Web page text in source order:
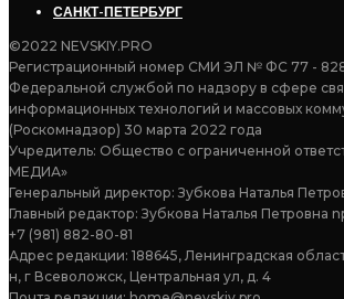
САНКТ-ПЕТЕРБУРГ
©2022 NEVSKIY.PRO
Регистрационный номер СМИ ЭЛ № ФС 77 -
Федеральной службой по надзору в сфере
информационных технологий и массовых
(Роскомнадзор) 30 марта 2022 года
Учредитель: Общество с ограниченной
МЕДИА»
Генеральный директор: Зубкова Наталья
Главный редактор: Зубкова Наталья Петровна
+7 (981) 882-80-81
Адрес редакции: 188645, Ленинградская
н, г Всеволожск, Центральная ул, д. 4